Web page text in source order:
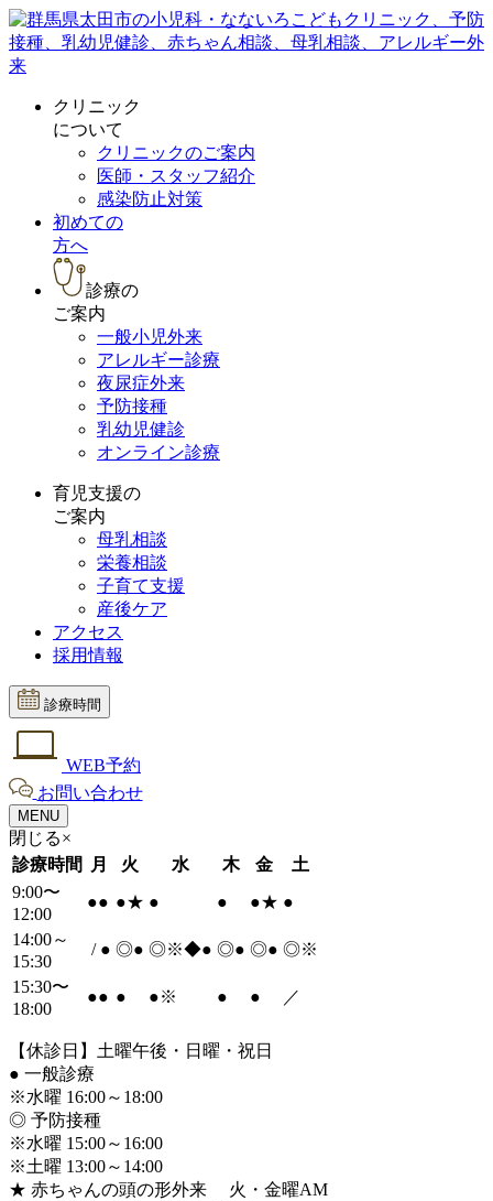
クリニック
について
クリニックのご案内
医師・スタッフ紹介
感染防止対策
初めての
方へ
診療の
ご案内
一般小児外来
アレルギー診療
夜尿症外来
予防接種
乳幼児健診
オンライン診療
育児支援の
ご案内
母乳相談
栄養相談
子育て支援
産後ケア
アクセス
採用情報
診療時間
WEB予約
お問い合わせ
MENU
閉じる×
診療時間
月 火 水 木 金
土
9:00〜
12:00
●● ●★ ● ● ●★ ●
14:00～
15:30
/ ● ◎● ◎※◆● ◎● ◎● ◎※
15:30〜
18:00
●● ● ●※ ● ● ／
【休診日】土曜午後・日曜・祝日
● 一般診療
※水曜 16:00～18:00
◎ 予防接種
※水曜 15:00～16:00
※土曜 13:00～14:00
★ 赤ちゃんの頭の形外来 火・金曜AM